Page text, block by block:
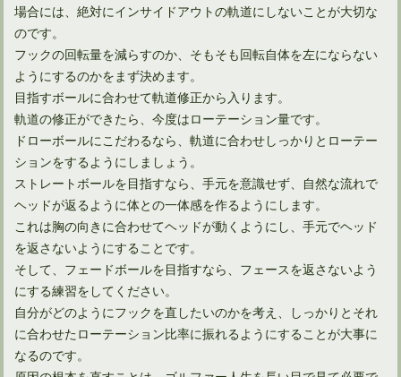
場合には、絶対にインサイドアウトの軌道にしないことが大切な
のです。
フックの回転量を減らすのか、そもそも回転自体を左にならない
ようにするのかをまず決めます。
目指すボールに合わせて軌道修正から入ります。
軌道の修正ができたら、今度はローテーション量です。
ドローボールにこだわるなら、軌道に合わせしっかりとローテー
ションをするようにしましょう。
ストレートボールを目指すなら、手元を意識せず、自然な流れで
ヘッドが返るように体との一体感を作るようにします。
これは胸の向きに合わせてヘッドが動くようにし、手元でヘッド
を返さないようにすることです。
そして、フェードボールを目指すなら、フェースを返さないよう
にする練習をしてください。
自分がどのようにフックを直したいのかを考え、しっかりとそれ
に合わせたローテーション比率に振れるようにすることが大事に
なるのです。